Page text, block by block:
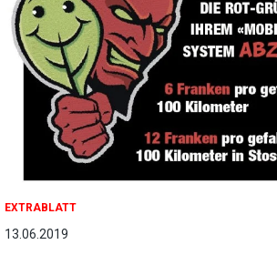
EXTRABLATT
13.06.2019